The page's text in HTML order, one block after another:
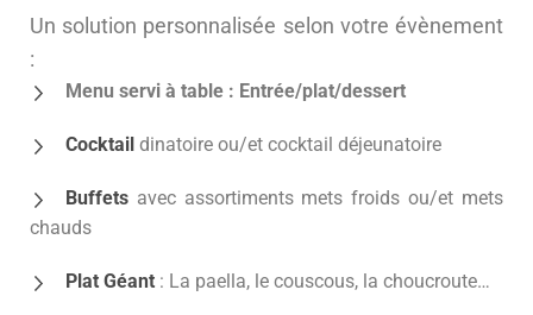
Un solution personnalisée selon votre évènement
:
Menu servi à table : Entrée/plat/dessert
Cocktail dinatoire ou/et cocktail déjeunatoire
Buffets avec assortiments mets froids ou/et mets
chauds
Plat Géant : La paella, le couscous, la choucroute…